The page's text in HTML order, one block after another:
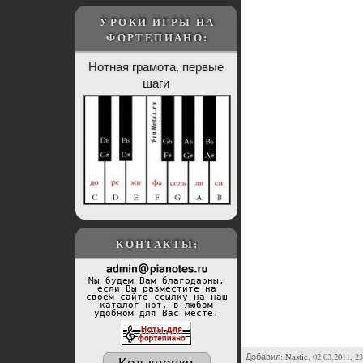
УРОКИ ИГРЫ НА
ФОРТЕПИАНО:
Нотная грамота, первые
шаги
КОНТАКТЫ:
Мы будем Вам благодарны,
если Вы разместите на
своем сайте ссылку на наш
каталог нот, в любом
удобном для Вас месте.
Добавил: Nastic, 02.03.2011,